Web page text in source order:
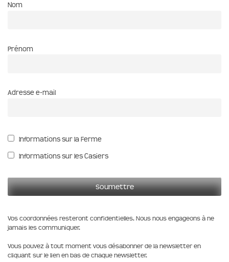
Nom
Prénom
Adresse e-mail
Informations sur la Ferme
Informations sur les Casiers
Vos coordonnées resteront confidentielles. Nous nous engageons à ne
jamais les communiquer.
Vous pouvez à tout moment vous désabonner de la newsletter en
cliquant sur le lien en bas de chaque newsletter.